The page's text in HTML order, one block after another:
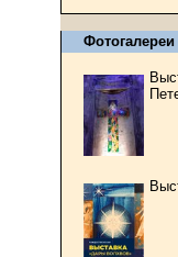
Фотогалереи